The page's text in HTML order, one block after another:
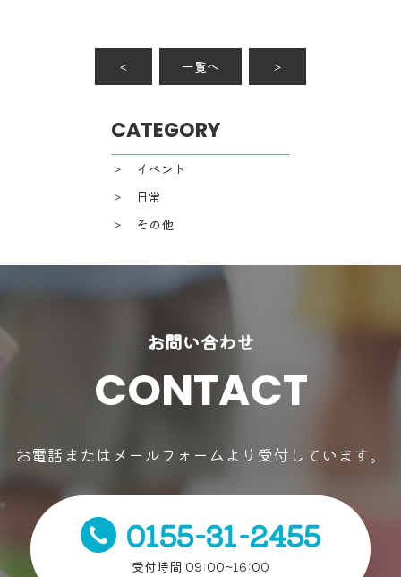
＜ 一覧へ ＞
CATEGORY
＞ イベント
＞ 日常
＞ その他
お問い合わせ
CONTACT
お電話またはメールフォームより受付しています。
0155-31-2455
受付時間 09:00~16:00